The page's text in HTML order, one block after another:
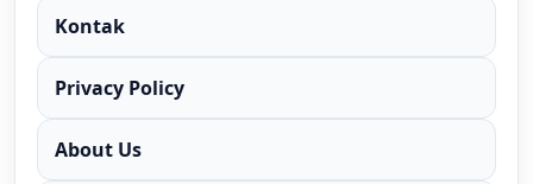
Kontak
Privacy Policy
About Us